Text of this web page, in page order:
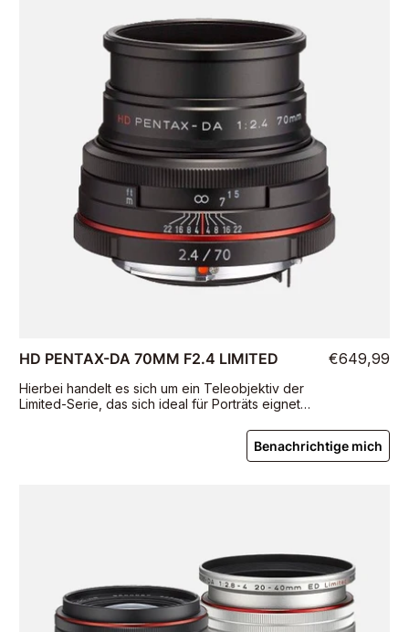
HD PENTAX-DA 70MM F2.4 LIMITED
Hierbei handelt es sich um ein Teleobjektiv der
Limited-Serie, das sich ideal für Porträts eignet
€649,99
Benachrichtige mich